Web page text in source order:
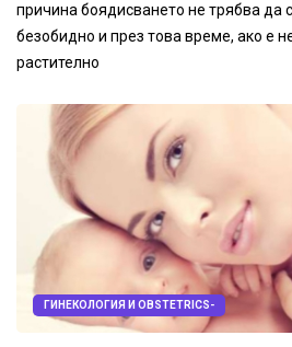
причина боядисването не трябва да
безобидно и през това време, ако е
растително
ГИНЕКОЛОГИЯ И OBSTETRICS-